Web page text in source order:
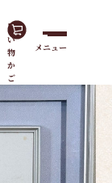
買
い
物
か
ご
メニュー